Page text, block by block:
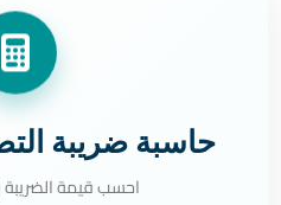
حاسبة ضريبة
احسب قيمة الضريبة (5%) فوراً